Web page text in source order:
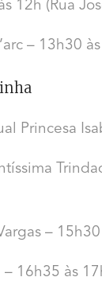
12h (Rua
– 13h30
Princesa
–
– 16h35 às